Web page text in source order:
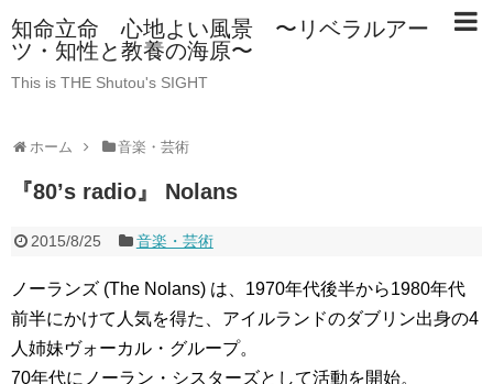
知命立命 心地よい風景 〜リベラルアー
ツ・知性と教養の海原〜
This is THE Shutou's SIGHT
ホーム 音楽・芸術
『80’s radio』 Nolans
2015/8/25 音楽・芸術
ノーランズ (The Nolans) は、1970年代後半から1980年代
前半にかけて人気を得た、アイルランドのダブリン出身の4
人姉妹ヴォーカル・グループ。
70年代にノーラン・シスターズとして活動を開始。